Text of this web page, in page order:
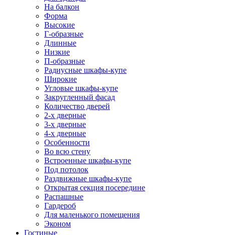
На балкон
Форма
Высокие
Г-образные
Длинные
Низкие
П-образные
Радиусные шкафы-купе
Широкие
Угловые шкафы-купе
Закругленный фасад
Количество дверей
2-х дверные
3-х дверные
4-х дверные
Особенности
Во всю стену
Встроенные шкафы-купе
Под потолок
Раздвижные шкафы-купе
Открытая секция посередине
Распашные
Гардероб
Для маленького помещения
Эконом
Гостиные